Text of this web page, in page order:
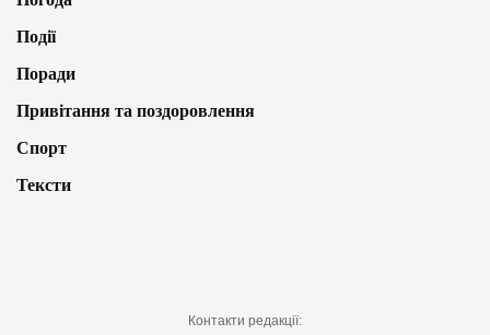
Події
Поради
Привітання та поздоровлення
Спорт
Тексти
Контакти редакції: